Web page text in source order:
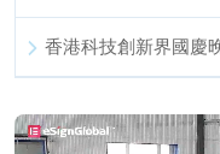
香港科技創新界國慶